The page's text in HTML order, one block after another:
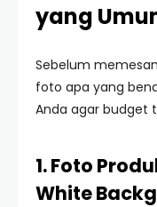
yang
Sebelum
foto apa yang
Anda agar budget
1. Foto
White